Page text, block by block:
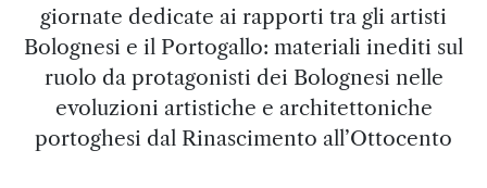
giornate dedicate ai rapporti tra gli artisti
Bolognesi e il Portogallo: materiali inediti sul
ruolo da protagonisti dei Bolognesi nelle
evoluzioni artistiche e architettoniche
portoghesi dal Rinascimento all’Ottocento